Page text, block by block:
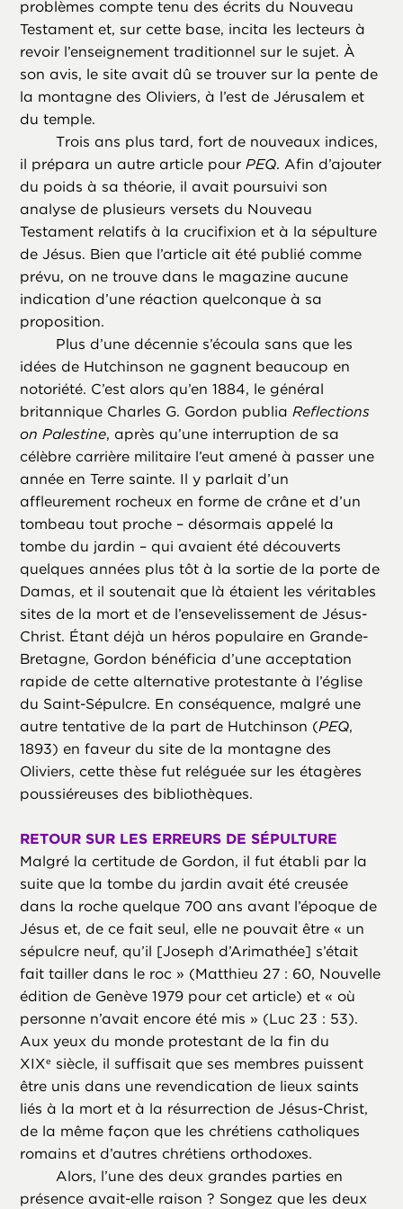
problèmes compte tenu des écrits du Nouveau
Testament et, sur cette base, incita les lecteurs à
revoir l’enseignement traditionnel sur le sujet. À
son avis, le site avait dû se trouver sur la pente de
la montagne des Oliviers, à l’est de Jérusalem et
du temple.
Trois ans plus tard, fort de nouveaux indices,
il prépara un autre article pourPEQ. Afin d’ajouter
du poids à sa théorie, il avait poursuivi son
analyse de plusieurs versets du Nouveau
Testament relatifs à la crucifixion et à la sépulture
de Jésus. Bien que l’article ait été publié comme
prévu, on ne trouve dans le magazine aucune
indication d’une réaction quelconque à sa
proposition.
Plus d’une décennie s’écoula sans que les
idées de Hutchinson ne gagnent beaucoup en
notoriété. C’est alors qu’en 1884, le général
britannique Charles G. Gordon publiaReflections
on Palestine, après qu’une interruption de sa
célèbre carrière militaire l’eut amené à passer une
année en Terre sainte. Il y parlait d’un
affleurement rocheux en forme de crâne et d’un
tombeau tout proche – désormais appelé la
tombe du jardin – qui avaient été découverts
quelques années plus tôt à la sortie de la porte de
Damas, et il soutenait que là étaient les véritables
sites de la mort et de l’ensevelissement de Jésus-
Christ. Étant déjà un héros populaire en Grande-
Bretagne, Gordon bénéficia d’une acceptation
rapide de cette alternative protestante à l’église
du Saint-Sépulcre. En conséquence, malgré une
autre tentative de la part de Hutchinson (PEQ,
1893) en faveur du site de la montagne des
Oliviers, cette thèse fut reléguée sur les étagères
poussiéreuses des bibliothèques.
RETOUR SUR LES ERREURS DE SÉPULTURE
Malgré la certitude de Gordon, il fut établi par la
suite que la tombe du jardin avait été creusée
dans la roche quelque 700 ans avant l’époque de
Jésus et, de ce fait seul, elle ne pouvait être « un
sépulcre neuf, qu’il [Joseph d’Arimathée] s’était
fait tailler dans le roc » (Matthieu 27 : 60, Nouvelle
édition de Genève 1979 pour cet article) et « où
personne n’avait encore été mis » (Luc 23 : 53).
Aux yeux du monde protestant de la fin du
XIXe siècle, il suffisait que ses membres puissent
être unis dans une revendication de lieux saints
liés à la mort et à la résurrection de Jésus-Christ,
de la même façon que les chrétiens catholiques
romains et d’autres chrétiens orthodoxes.
Alors, l’une des deux grandes parties en
présence avait-elle raison ? Songez que les deux